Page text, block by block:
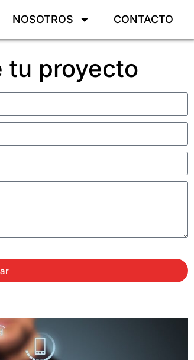
NOSOTROS CONTACTO
tu proyecto